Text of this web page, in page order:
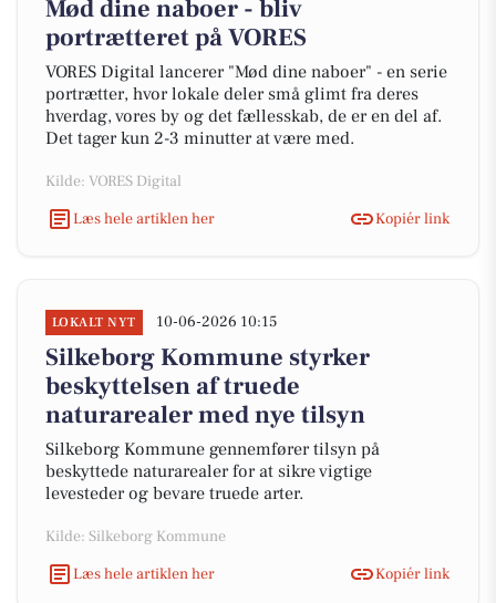
Mød dine naboer - bliv
portrætteret på VORES
VORES Digital lancerer "Mød dine naboer" - en serie
portrætter, hvor lokale deler små glimt fra deres
hverdag, vores by og det fællesskab, de er en del af.
Det tager kun 2-3 minutter at være med.
Kilde: VORES Digital
Læs hele artiklen her
Kopiér link
LOKALT NYT 10-06-2026 10:15
Silkeborg Kommune styrker
beskyttelsen af truede
naturarealer med nye tilsyn
Silkeborg Kommune gennemfører tilsyn på
beskyttede naturarealer for at sikre vigtige
levesteder og bevare truede arter.
Kilde: Silkeborg Kommune
Læs hele artiklen her
Kopiér link